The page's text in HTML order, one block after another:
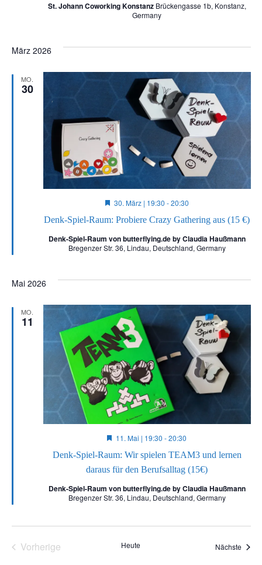
St. Johann Coworking Konstanz Brückengasse 1b, Konstanz,
Germany
März 2026
MO.
30
Denk-Spiel-Raum: Probiere Crazy Gathering aus (15 €)
Hervorgehoben
30. März | 19:30 -20:30
Denk-Spiel-Raum von butterflying.de by Claudia Haußmann
Bregenzer Str. 36, Lindau, Deutschland, Germany
Mai 2026
MO.
11
Denk-Spiel-Raum: Wir spielen TEAM3 und lernen
daraus für den Berufsalltag (15€)
Hervorgehoben
11. Mai | 19:30 -20:30
Denk-Spiel-Raum von butterflying.de by Claudia Haußmann
Bregenzer Str. 36, Lindau, Deutschland, Germany
Vorherige
Heute Nächste